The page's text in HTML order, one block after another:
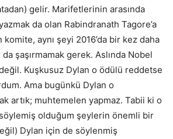
gelir. Marifetlerinin arasında
da olan Rabindranath Tagore’a
komite, aynı şeyi 2016’da bir kez daha
da şaşırmamak gerek. Aslında Nobel
Kuşkusuz Dylan o ödülü reddetse
Ama bugünkü Dylan o
artık; muhtemelen yapmaz. Tabii ki o
olduğum şeylerin önemli bir
Dylan için de söylenmiş